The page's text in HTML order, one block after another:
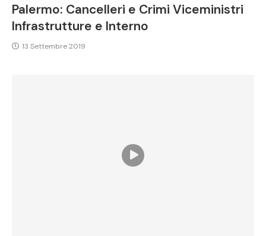
Palermo: Cancelleri e Crimi Viceministri
Infrastrutture e Interno
13 Settembre 2019